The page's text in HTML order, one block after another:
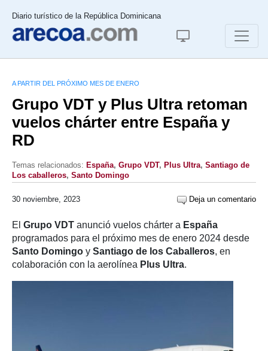
Diario turístico de la República Dominicana
A PARTIR DEL PRÓXIMO MES DE ENERO
Grupo VDT y Plus Ultra retoman
vuelos chárter entre España y
RD
Temas relacionados: España, Grupo VDT, Plus Ultra, Santiago de
Los caballeros, Santo Domingo
30 noviembre, 2023 Deja un comentario
El Grupo VDT anunció vuelos chárter a España
programados para el próximo mes de enero 2024 desde
Santo Domingo y Santiago de los Caballeros, en
colaboración con la aerolínea Plus Ultra.